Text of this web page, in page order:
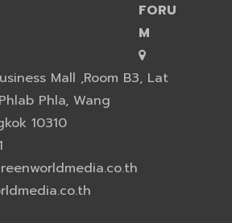
FORU
M
Mall ,Room B3, Lat
Phla, Wang
10310